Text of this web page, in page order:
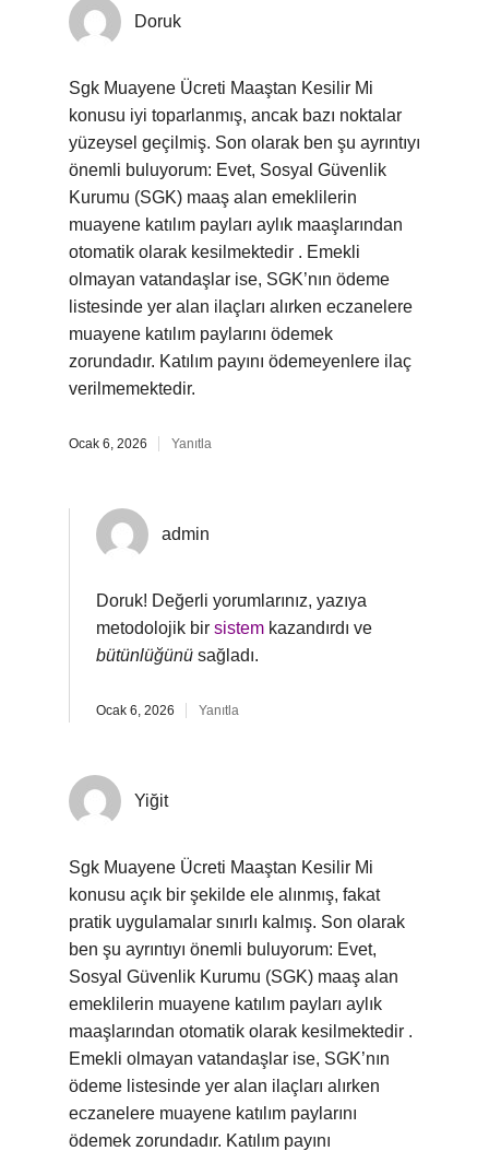
Doruk
Sgk Muayene Ücreti Maaştan Kesilir Mi
konusu iyi toparlanmış, ancak bazı noktalar
yüzeysel geçilmiş. Son olarak ben şu ayrıntıyı
önemli buluyorum: Evet, Sosyal Güvenlik
Kurumu (SGK) maaş alan emeklilerin
muayene katılım payları aylık maaşlarından
otomatik olarak kesilmektedir . Emekli
olmayan vatandaşlar ise, SGK’nın ödeme
listesinde yer alan ilaçları alırken eczanelere
muayene katılım paylarını ödemek
zorundadır. Katılım payını ödemeyenlere ilaç
verilmemektedir.
Ocak 6, 2026 Yanıtla
admin
Doruk! Değerli yorumlarınız, yazıya
metodolojik bir sistem kazandırdı ve
bütünlüğünü sağladı.
Ocak 6, 2026 Yanıtla
Yiğit
Sgk Muayene Ücreti Maaştan Kesilir Mi
konusu açık bir şekilde ele alınmış, fakat
pratik uygulamalar sınırlı kalmış. Son olarak
ben şu ayrıntıyı önemli buluyorum: Evet,
Sosyal Güvenlik Kurumu (SGK) maaş alan
emeklilerin muayene katılım payları aylık
maaşlarından otomatik olarak kesilmektedir .
Emekli olmayan vatandaşlar ise, SGK’nın
ödeme listesinde yer alan ilaçları alırken
eczanelere muayene katılım paylarını
ödemek zorundadır. Katılım payını